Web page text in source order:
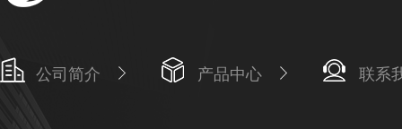
公司简介 产品中心 联系